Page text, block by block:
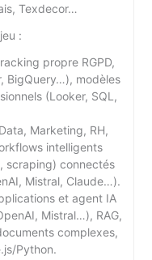
Texdecor…
:
propre RGPD,
BigQuery…), modèles
(Looker, SQL,
Marketing, RH,
intelligents
scraping) connectés
Mistral, Claude…).
et agent IA
Mistral…), RAG,
complexes,
Python.